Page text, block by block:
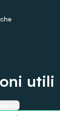
utili